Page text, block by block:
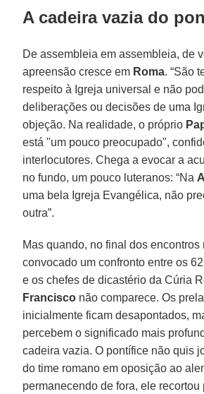
A cadeira vazia do
De assembleia em assembleia, de
apreensão cresce em Roma. “São
respeito à Igreja universal e não
deliberações ou decisões de uma
objeção. Na realidade, o próprio
está "um pouco preocupado",
interlocutores. Chega a evocar a
no fundo, um pouco luteranos: “Na
uma bela Igreja Evangélica, não
outra”.
Mas quando, no final dos encontros
convocado um confronto entre os
e os chefes de dicastério da Cúria
Francisco não comparece. Os
inicialmente ficam desapontados,
percebem o significado mais
cadeira vazia. O pontífice não quis
do time romano em oposição ao
permanecendo de fora, ele